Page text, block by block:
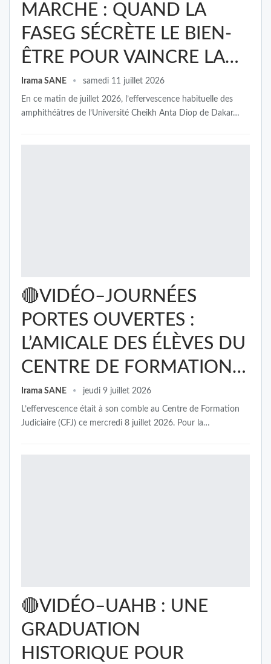
MARCHE : QUAND LA
FASEG SÉCRÈTE LE BIEN-
ÊTRE POUR VAINCRE LA…
Irama SANE samedi 11 juillet 2026
En ce matin de juillet 2026, l’effervescence habituelle des
amphithéâtres de l’Université Cheikh Anta Diop de Dakar…
🔴VIDÉO–JOURNÉES
PORTES OUVERTES :
L’AMICALE DES ÉLÈVES DU
CENTRE DE FORMATION…
Irama SANE jeudi 9 juillet 2026
L’effervescence était à son comble au Centre de Formation
Judiciaire (CFJ) ce mercredi 8 juillet 2026. Pour la…
🔴VIDÉO–UAHB : UNE
GRADUATION
HISTORIQUE POUR